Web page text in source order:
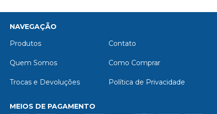
NAVEGAÇÃO
Produtos
Contato
Quem Somos Como Comprar
Trocas e Devoluções Política de Privacidade
MEIOS DE PAGAMENTO